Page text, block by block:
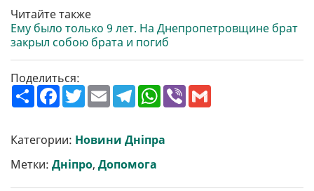
Читайте также
Ему было только 9 лет. На Днепропетровщине брат
закрыл собою брата и погиб
Поделиться:
П
о
р
и
т
и
F
a
b
o
o
k
T
w
t
e
r
E
m
l
T
e
g
r
a
m
W
h
s
A
V
Категории: Новини Дніпра
Метки: Дніпро, Допомога